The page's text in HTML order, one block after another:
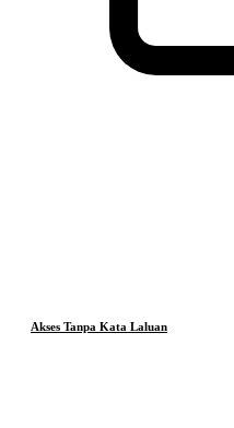
Akses Tanpa Kata Laluan